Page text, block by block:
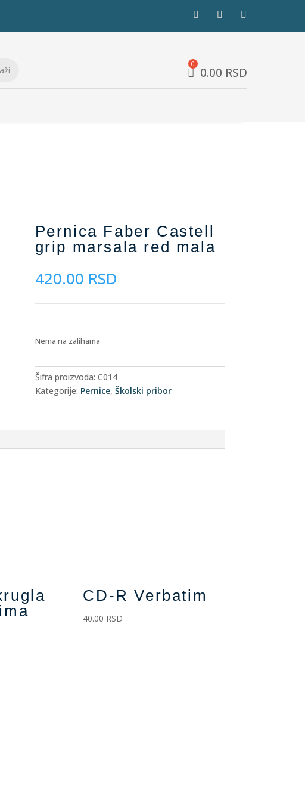
0.00 RSD
Pernica Faber Castell
grip marsala red mala
420.00 RSD
Nema na zalihama
Šifra proizvoda: C014
Kategorije: Pernice, Školski pribor
CD-R Verbatim
40.00 RSD